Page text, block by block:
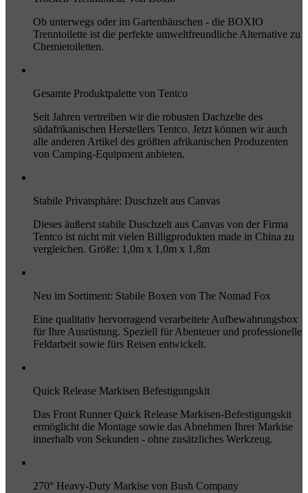
Ob unterwegs oder im Gartenhäuschen - die BOXIO
Trenntoilette ist die perfekte umweltfreundliche Alternative zu
Chemietoiletten.
Gesamte Produktpalette von Tentco
Seit Jahren vertreiben wir die robusten Dachzelte des
südafrikanischen Herstellers Tentco. Jetzt können wir auch
alle anderen Artikel des größten afrikanischen Produzenten
von Camping-Equipment anbieten.
Stabile Privatsphäre: Duschzelt aus Canvas
Dieses äußerst stabile Duschzelt aus Canvas von der Firma
Tentco ist nicht mit vielen Billigprodukten made in China zu
vergleichen. Größe: 1,0m x 1,0m x 1,8m
Neu im Sortiment: Stabile Boxen von The Nomad Fox
Eine qualitativ hervorragend verarbeitete Aufbewahrungsbox
für Ihre Ausrüstung. Speziell für Abenteuer und professionelle
Feldarbeit sowie fürs Reisen entwickelt.
Quick Release Markisen Befestigungskit
Das Front Runner Quick Release Markisen-Befestigungskit
ermöglicht die Montage sowie das Abnehmen Ihrer Markise
innerhalb von Sekunden - ohne zusätzliches Werkzeug.
270° Heavy-Duty Markise von Bush Company